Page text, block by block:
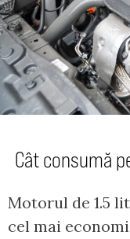
Cât consumă
Motorul de 1.5
cel mai